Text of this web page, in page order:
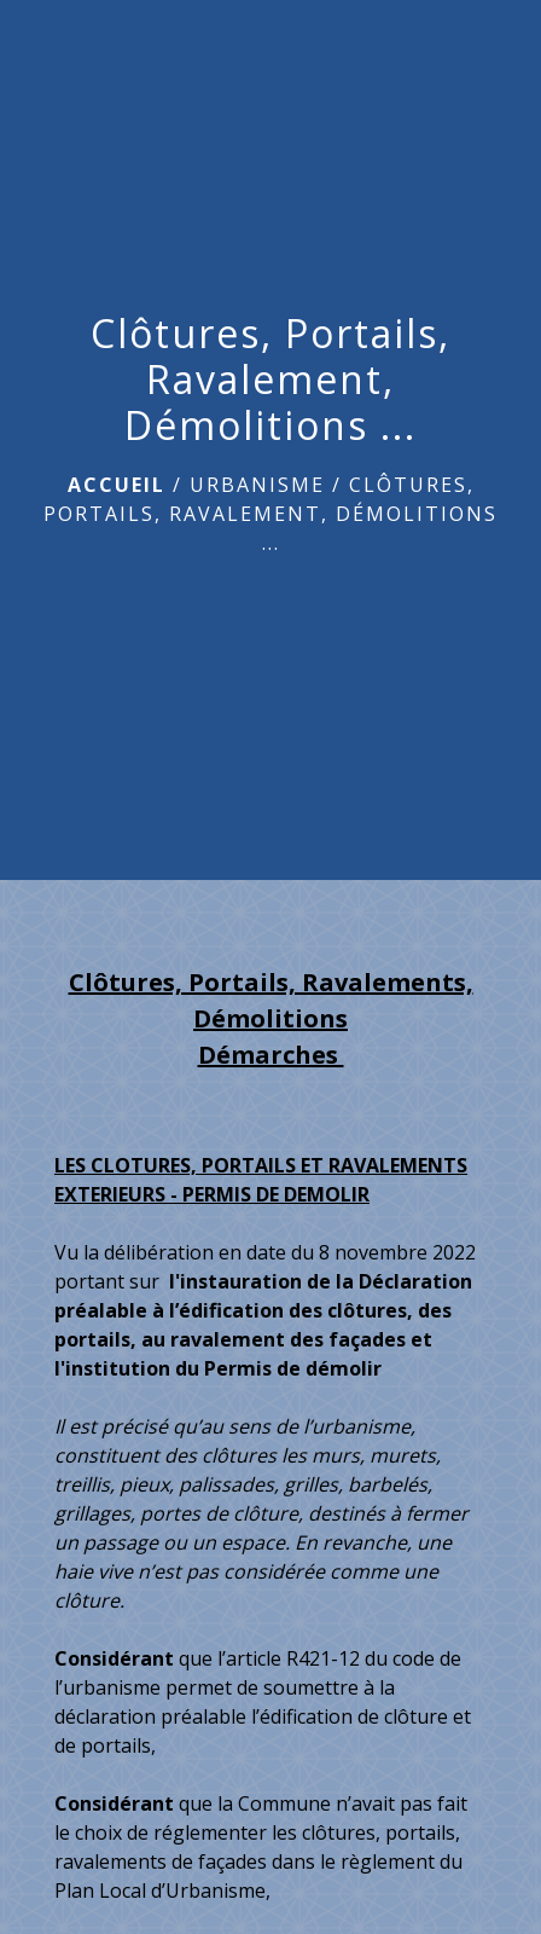
Clôtures, Portails,
Ravalement,
Démolitions ...
ACCUEIL / URBANISME / CLÔTURES,
PORTAILS, RAVALEMENT, DÉMOLITIONS
...
Clôtures, Portails, Ravalements,
Démolitions
Démarches
LES CLOTURES, PORTAILS ET RAVALEMENTS
EXTERIEURS - PERMIS DE DEMOLIR
Vu la délibération en date du 8 novembre 2022
portant sur l'instauration de la Déclaration
préalable à l’édification des clôtures, des
portails, au ravalement des façades et
l'institution du Permis de démolir
Il est précisé qu’au sens de l’urbanisme,
constituent des clôtures les murs, murets,
treillis, pieux, palissades, grilles, barbelés,
grillages, portes de clôture, destinés à fermer
un passage ou un espace. En revanche, une
haie vive n’est pas considérée comme une
clôture.
Considérant que l’article R421-12 du code de
l’urbanisme permet de soumettre à la
déclaration préalable l’édification de clôture et
de portails,
Considérant que la Commune n’avait pas fait
le choix de réglementer les clôtures, portails,
ravalements de façades dans le règlement du
Plan Local d’Urbanisme,